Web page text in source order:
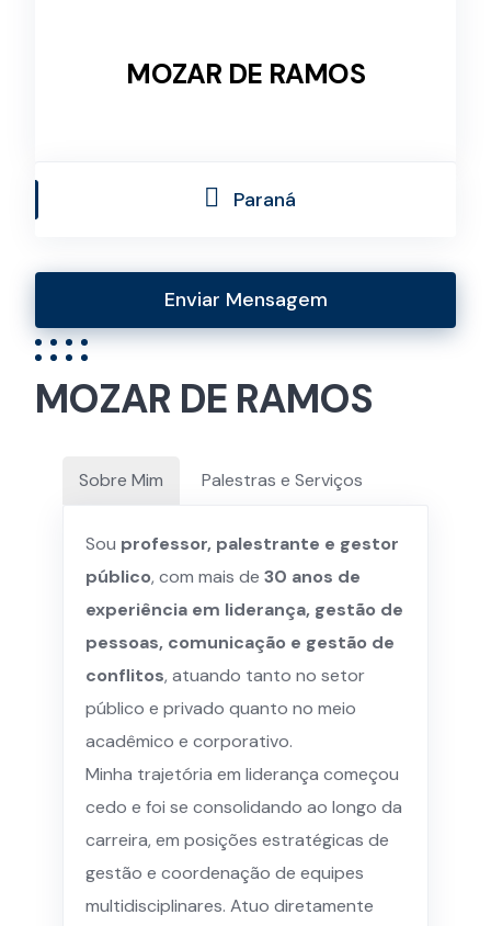
MOZAR DE RAMOS
Paraná
Enviar Mensagem
MOZAR DE RAMOS
Sobre Mim Palestras e Serviços
Sou professor, palestrante e gestor
público, com mais de 30 anos de
experiência em liderança, gestão de
pessoas, comunicação e gestão de
conflitos, atuando tanto no setor
público e privado quanto no meio
acadêmico e corporativo.
Minha trajetória em liderança começou
cedo e foi se consolidando ao longo da
carreira, em posições estratégicas de
gestão e coordenação de equipes
multidisciplinares. Atuo diretamente